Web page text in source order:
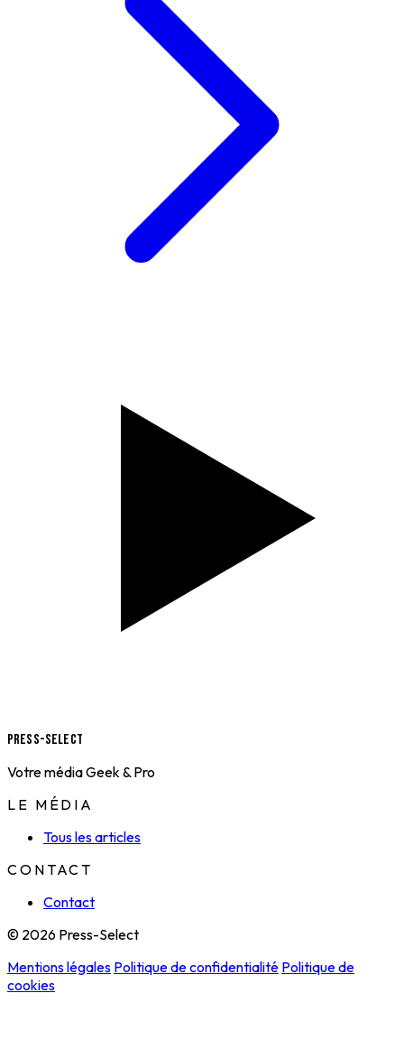
Press-Select
Votre média Geek & Pro
LE MÉDIA
Tous les articles
CONTACT
Contact
© 2026 Press-Select
Mentions légales Politique de confidentialité Politique de
cookies